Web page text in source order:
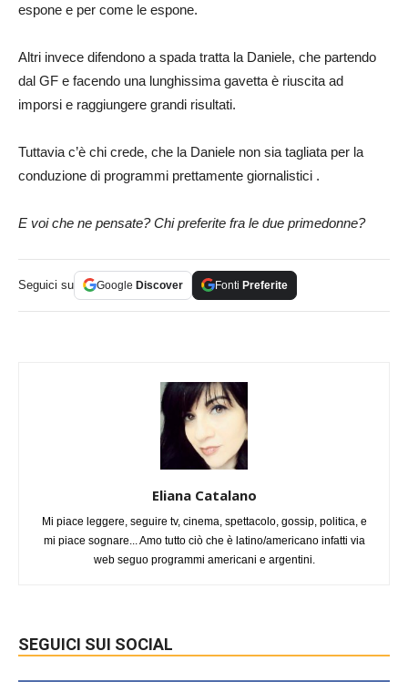
espone e per come le espone.
Altri invece difendono a spada tratta la Daniele, che partendo
dal GF e facendo una lunghissima gavetta è riuscita ad
imporsi e raggiungere grandi risultati.
Tuttavia c’è chi crede, che la Daniele non sia tagliata per la
conduzione di programmi prettamente giornalistici .
E voi che ne pensate? Chi preferite fra le due primedonne?
Seguici su Google Discover Fonti Preferite
Eliana Catalano
Mi piace leggere, seguire tv, cinema, spettacolo, gossip, politica, e
mi piace sognare... Amo tutto ciò che è latino/americano infatti via
web seguo programmi americani e argentini.
SEGUICI SUI SOCIAL